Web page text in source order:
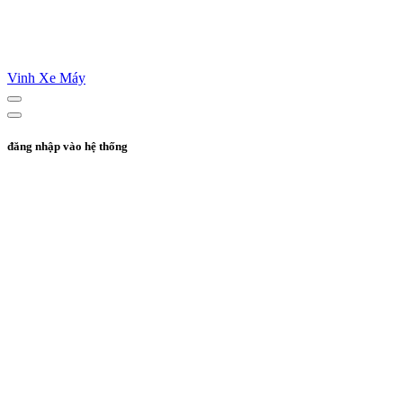
Vinh Xe Máy
đăng nhập vào hệ thống